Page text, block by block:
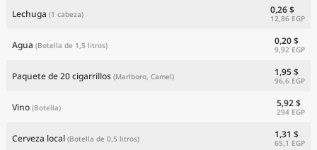
Lechuga (1 cabeza) 0,26 $
12,86 EGP
Agua (Botella de 1,5 litros) 0,20 $
9,92 EGP
Paquete de 20 cigarrillos (Marlboro, Camel) 1,95 $
96,6 EGP
Vino (Botella) 5,92 $
294 EGP
Cerveza local (Botella de 0,5 litros) 1,31 $
65,1 EGP